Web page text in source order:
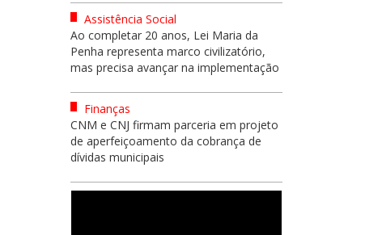
Assistência Social
Ao completar 20 anos, Lei Maria da
Penha representa marco civilizatório,
mas precisa avançar na implementação
Finanças
CNM e CNJ firmam parceria em projeto
de aperfeiçoamento da cobrança de
dívidas municipais